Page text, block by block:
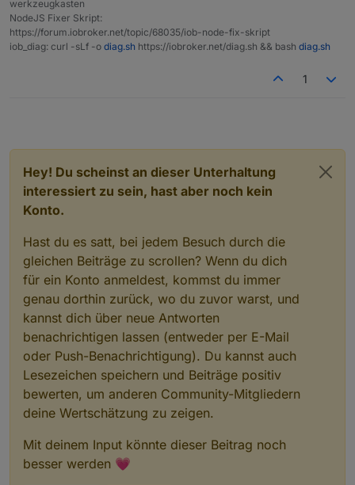
werkzeugkasten
NodeJS Fixer Skript:
https://forum.iobroker.net/topic/68035/iob-node-fix-skript
iob_diag: curl -sLf -o diag.sh https://iobroker.net/diag.sh && bash diag.sh
1
Hey! Du scheinst an dieser Unterhaltung
interessiert zu sein, hast aber noch kein
Konto.
Hast du es satt, bei jedem Besuch durch die
gleichen Beiträge zu scrollen? Wenn du dich
für ein Konto anmeldest, kommst du immer
genau dorthin zurück, wo du zuvor warst, und
kannst dich über neue Antworten
benachrichtigen lassen (entweder per E-Mail
oder Push-Benachrichtigung). Du kannst auch
Lesezeichen speichern und Beiträge positiv
bewerten, um anderen Community-Mitgliedern
deine Wertschätzung zu zeigen.
Mit deinem Input könnte dieser Beitrag noch
besser werden 💗